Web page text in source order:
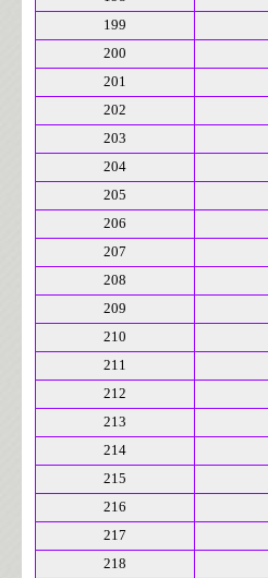
199
200
201
202
203
204
205
206
207
208
209
210
211
212
213
214
215
216
217
218